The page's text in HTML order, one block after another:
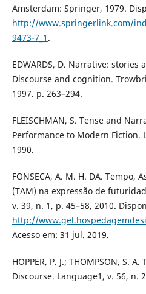
Amsterdam: Springer, 1979.
http://www.springerlink.com/
9473-7_1 .
EDWARDS, D. Narrative: stories
Discourse and cognition.
1997. p. 263–294.
FLEISCHMAN, S. Tense and
Performance to Modern Fiction.
1990.
FONSECA, A. M. H. DA. Tempo,
(TAM) na expressão de
v. 39, n. 1, p. 45–58, 2010.
http://
Acesso em: 31 jul. 2019.
HOPPER, P. J.; THOMPSON, S.
Discourse. Language1, v. 56, n.